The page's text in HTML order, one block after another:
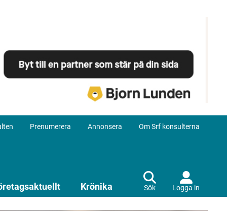
Prenumerera Annonsera Om Srf konsulterna
Krönika Sök Logga in